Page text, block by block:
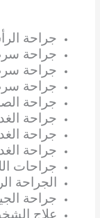
جراحة
جراحة
جراحة
جراحة
جراحة
جراحة
جراحة
جراحة
جراحات
الجراحة
جراحة
علاج